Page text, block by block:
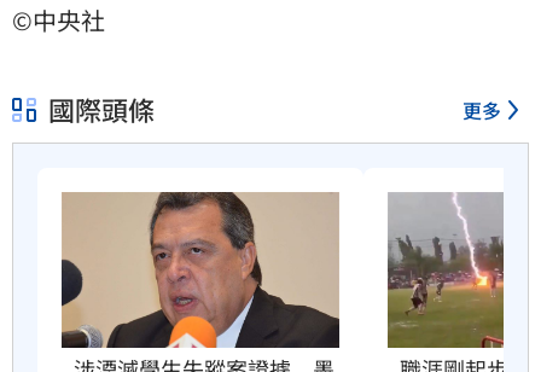
©中央社
國際頭條 更多